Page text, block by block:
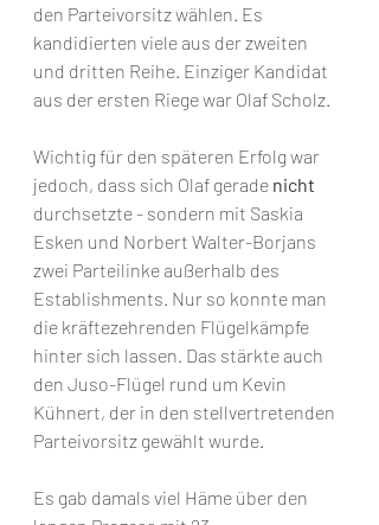
den Parteivorsitz wählen. Es
kandidierten viele aus der zweiten
und dritten Reihe. Einziger Kandidat
aus der ersten Riege war Olaf Scholz.
Wichtig für den späteren Erfolg war
jedoch, dass sich Olaf gerade nicht
durchsetzte - sondern mit Saskia
Esken und Norbert Walter-Borjans
zwei Parteilinke außerhalb des
Establishments. Nur so konnte man
die kräftezehrenden Flügelkämpfe
hinter sich lassen. Das stärkte auch
den Juso-Flügel rund um Kevin
Kühnert, der in den stellvertretenden
Parteivorsitz gewählt wurde.
Es gab damals viel Häme über den